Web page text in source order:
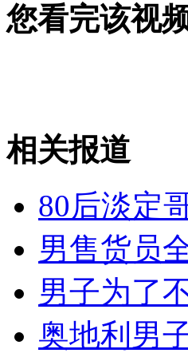
扎克伯格携女友现身上海街
山西运城恶犬咬伤多人
女孩北京地铁殴打老人 痛
无痛分娩是否安全 医生回
您看完该视
相关报道
80后淡定
男售货员
男子为了
奥地利男